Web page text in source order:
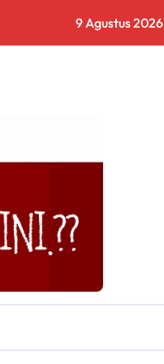
Asal Thailand
CBL
9 Agustus 2026